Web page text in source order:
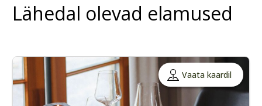
Lähedal olevad elamused
Vaata kaardil